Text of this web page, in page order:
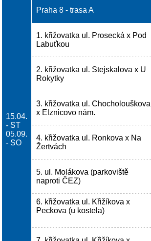
15.04.
- ST
05.09.
- SO
Praha 8 - trasa A
1. křižovatka ul. Prosecká x Pod
Labuťkou
2. křižovatka ul. Stejskalova x U
Rokytky
3. křižovatka ul. Chocholouškova
x Elznicovo nám.
4. křižovatka ul. Ronkova x Na
Žertvách
5. ul. Molákova (parkoviště
naproti ČEZ)
6. křižovatka ul. Křižíkova x
Peckova (u kostela)